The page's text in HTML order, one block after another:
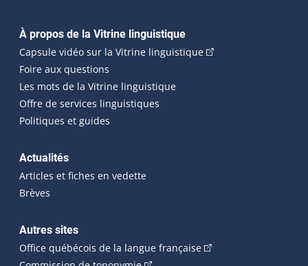
Navigation principale
À propos de la Vitrine linguistique
Capsule vidéo sur la Vitrine linguistique(Cet hyperlien
Foire aux questions
Les mots de la Vitrine linguistique
Offre de services linguistiques
Politiques et guides
Actualités
Articles et fiches en vedette
Brèves
Autres sites
Office québécois de la langue française(Cet hyperlien